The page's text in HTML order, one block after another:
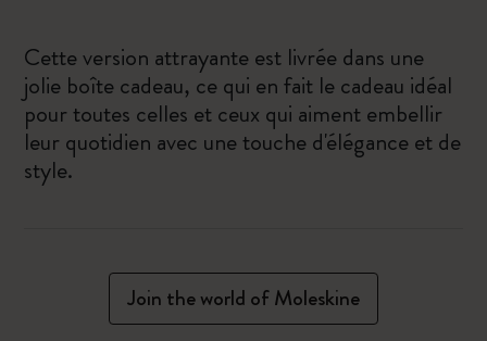
Cette version attrayante est livrée dans une
jolie boîte cadeau, ce qui en fait le cadeau idéal
pour toutes celles et ceux qui aiment embellir
leur quotidien avec une touche d'élégance et de
style.
Join the world of Moleskine